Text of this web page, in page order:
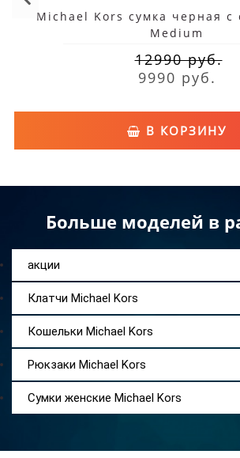
Michael Kors сумка черная с
Medium
12990 руб.
9990 руб.
В КОРЗИНУ
Больше моделей в
акции
Клатчи Michael Kors
Кошельки Michael Kors
Рюкзаки Michael Kors
Сумки женские Michael Kors